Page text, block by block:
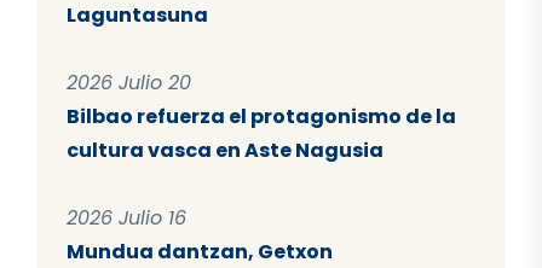
Laguntasuna
2026 Julio 20
Bilbao refuerza el protagonismo de la
cultura vasca en Aste Nagusia
2026 Julio 16
Mundua dantzan, Getxon